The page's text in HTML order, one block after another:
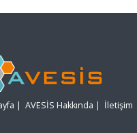
| AVESİS Hakkında | İletişim